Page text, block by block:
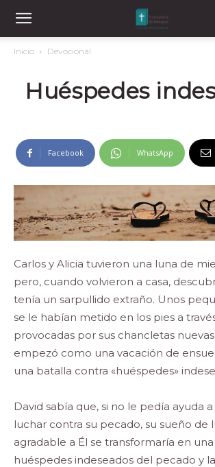
Inicio Devocional
Huéspedes
Facebook WhatsApp
Carlos y Alicia tuvieron una luna de
pero, cuando volvieron a casa,
tenía un sarpullido extraño. Unos
se le habían metido en los pies a
provocadas por sus chancletas
empezó como una vacación de
una batalla contra «huéspedes»
David sabía que, si no le pedía ayuda
luchar contra su pecado, su sueño de
agradable a Él se transformaría en
huéspedes indeseados del pecado y